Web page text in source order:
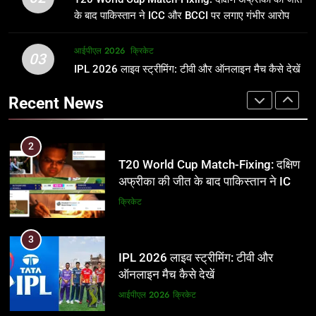
जानकारी
क्रिकेट
2
T20 World Cup Match-Fixing: दक्षिण
3
IPL 2026 लाइव स्ट्रीमिंग: टीवी और
ऑनलाइन मैच कैसे देखें
आईपीएल 2026
4
IPL 2026 टिकट्स: बुकिंग, कीमतें, और
स्टेडियम की पूरी जानकारी
आईपीएल 2026 क्रिकेट
के बाद पाकिस्तान ने ICC और BCCI पर लगाए गंभीर आरोप
03 आईपीएल 2026 क्रिकेट
IPL 2026 लाइव स्ट्रीमिंग: टीवी और ऑनलाइन मैच कैसे देखें
Recent News
समीकरण
T20 वर्ल्ड कप 2026
1
अर्जुन तेंदुलकर की पत्नी सानिया चंडोक:
उम्र, परिवार, करियर और शादी से जुड़ी हर
2
T20 World Cup Match-Fixing: दक्षिण
अफ्रीका की जीत के बाद पाकिस्तान ने ICC
और BCCI पर लगाए गंभीर आरोप
क्रिकेट
3
IPL 2026 लाइव स्ट्रीमिंग: टीवी और
ऑनलाइन मैच कैसे देखें
आईपीएल 2026 क्रिकेट